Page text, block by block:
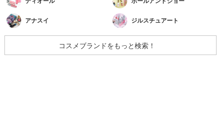
アナスイ ジルスチュアート
コスメブランドをもっと検索！